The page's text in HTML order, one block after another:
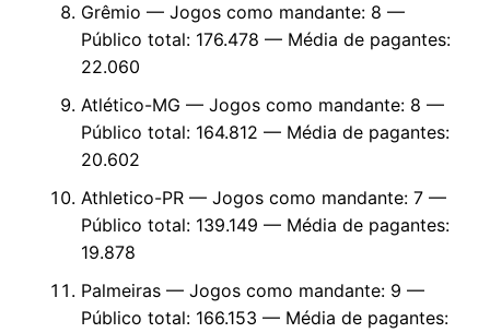
Grêmio — Jogos como mandante: 8 —
Público total: 176.478 — Média de pagantes:
22.060
Atlético-MG — Jogos como mandante: 8 —
Público total: 164.812 — Média de pagantes:
20.602
Athletico-PR — Jogos como mandante: 7 —
Público total: 139.149 — Média de pagantes:
19.878
Palmeiras — Jogos como mandante: 9 —
Público total: 166.153 — Média de pagantes: